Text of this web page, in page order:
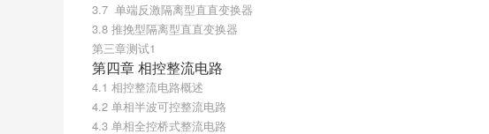
3.7  单端反激隔离型直直变换器
3.8 推挽型隔离型直直变换器
第三章测试1
第四章 相控整流电路
4.1 相控整流电路概述
4.2 单相半波可控整流电路
4.3 单相全控桥式整流电路